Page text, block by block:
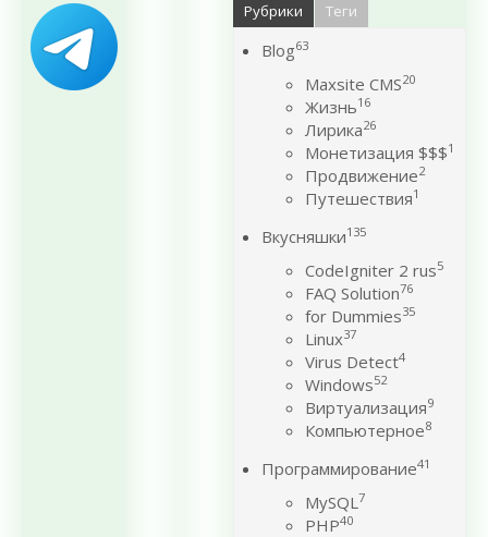
Рубрики Теги
Blog63
Maxsite CMS20
Жизнь16
Лирика26
Монетизация $$$1
Продвижение2
Путешествия1
Вкусняшки135
CodeIgniter 2 rus5
FAQ Solution76
for Dummies35
Linux37
Virus Detect4
Windows52
Виртуализация9
Компьютерное8
Программирование41
MySQL7
PHP40